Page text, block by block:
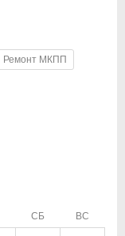
Ремонт МКПП
СБ ВС